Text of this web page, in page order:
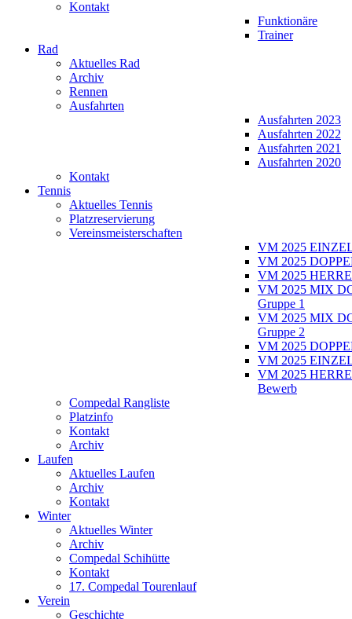
Kontakt
Funktionäre
Trainer
Rad
Aktuelles Rad
Archiv
Rennen
Ausfahrten
Ausfahrten 2023
Ausfahrten 2022
Ausfahrten 2021
Ausfahrten 2020
Kontakt
Tennis
Aktuelles Tennis
Platzreservierung
Vereinsmeisterschaften
VM 2025
VM 2025
VM 2025
VM 2025 MIX
Gruppe 1
VM 2025 MIX
Gruppe 2
VM 2025
VM 2025
VM 2025
Bewerb
Compedal Rangliste
Platzinfo
Kontakt
Archiv
Laufen
Aktuelles Laufen
Archiv
Kontakt
Winter
Aktuelles Winter
Archiv
Compedal Schihütte
Kontakt
17. Compedal Tourenlauf
Verein
Geschichte